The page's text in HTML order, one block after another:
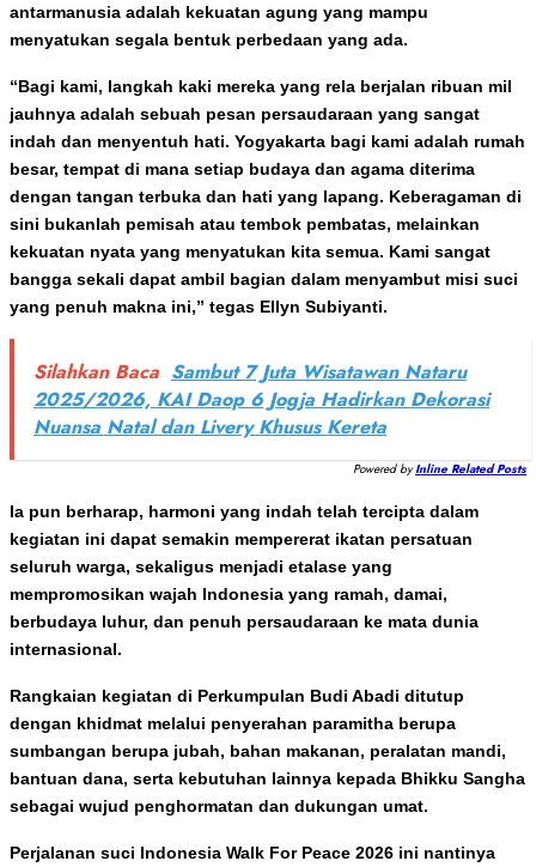
antarmanusia adalah kekuatan agung yang mampu
menyatukan segala bentuk perbedaan yang ada.
“Bagi kami, langkah kaki mereka yang rela berjalan ribuan mil
jauhnya adalah sebuah pesan persaudaraan yang sangat
indah dan menyentuh hati. Yogyakarta bagi kami adalah rumah
besar, tempat di mana setiap budaya dan agama diterima
dengan tangan terbuka dan hati yang lapang. Keberagaman di
sini bukanlah pemisah atau tembok pembatas, melainkan
kekuatan nyata yang menyatukan kita semua. Kami sangat
bangga sekali dapat ambil bagian dalam menyambut misi suci
yang penuh makna ini,” tegas Ellyn Subiyanti.
Silahkan Baca Sambut 7 Juta Wisatawan Nataru
2025/2026, KAI Daop 6 Jogja Hadirkan Dekorasi
Nuansa Natal dan Livery Khusus Kereta
Powered by Inline Related Posts
Ia pun berharap, harmoni yang indah telah tercipta dalam
kegiatan ini dapat semakin mempererat ikatan persatuan
seluruh warga, sekaligus menjadi etalase yang
mempromosikan wajah Indonesia yang ramah, damai,
berbudaya luhur, dan penuh persaudaraan ke mata dunia
internasional.
Rangkaian kegiatan di Perkumpulan Budi Abadi ditutup
dengan khidmat melalui penyerahan paramitha berupa
sumbangan berupa jubah, bahan makanan, peralatan mandi,
bantuan dana, serta kebutuhan lainnya kepada Bhikku Sangha
sebagai wujud penghormatan dan dukungan umat.
Perjalanan suci Indonesia Walk For Peace 2026 ini nantinya